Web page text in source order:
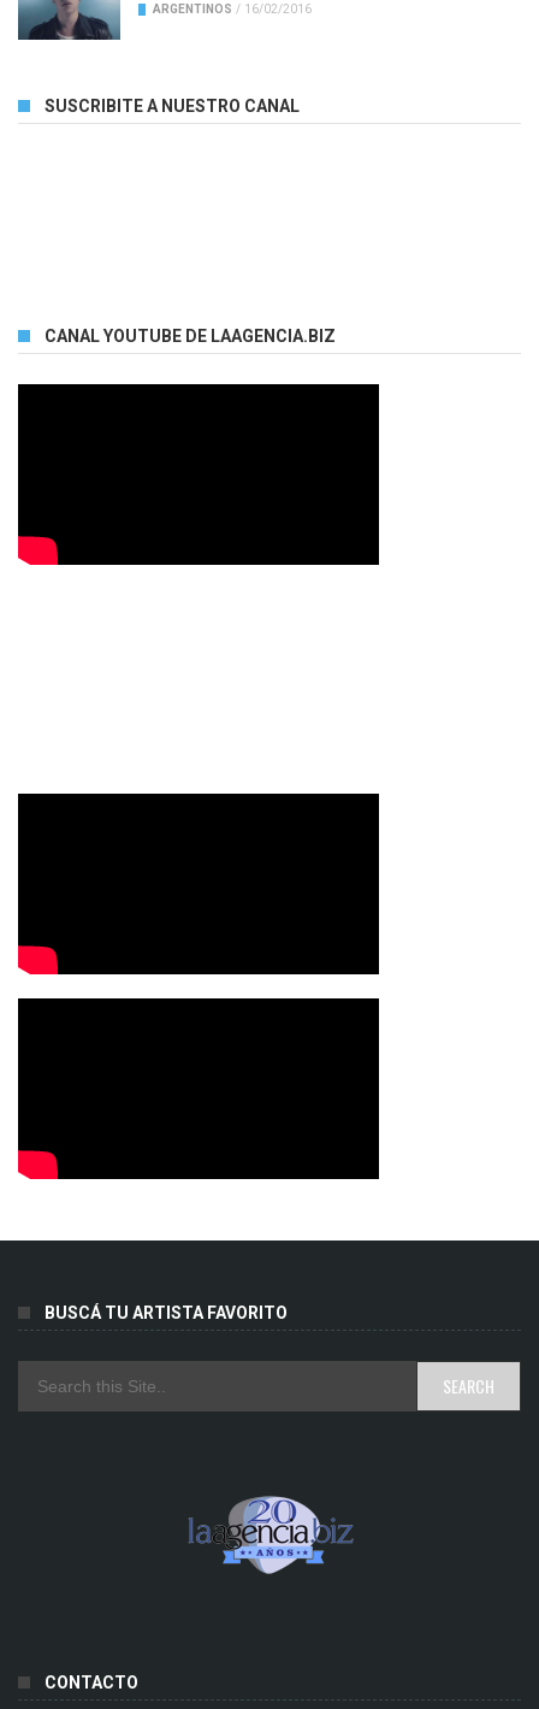
ARGENTINOS / 16/02/2016
SUSCRIBITE A NUESTRO CANAL
CANAL YOUTUBE DE LAAGENCIA.BIZ
BUSCÁ TU ARTISTA FAVORITO
CONTACTO